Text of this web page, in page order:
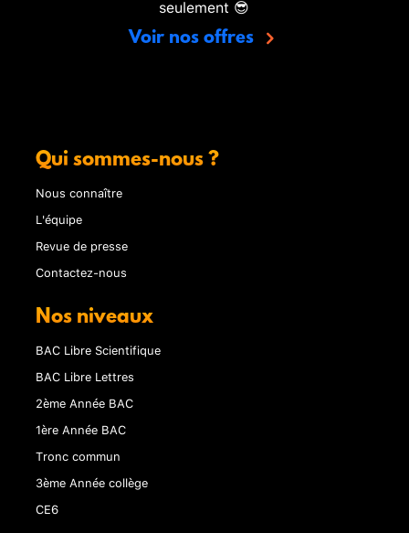
seulement 😎
Voir nos offres
Qui sommes-nous ?
Nous connaître
L'équipe
Revue de presse
Contactez-nous
Nos niveaux
BAC Libre Scientifique
BAC Libre Lettres
2ème Année BAC
1ère Année BAC
Tronc commun
3ème Année collège
CE6